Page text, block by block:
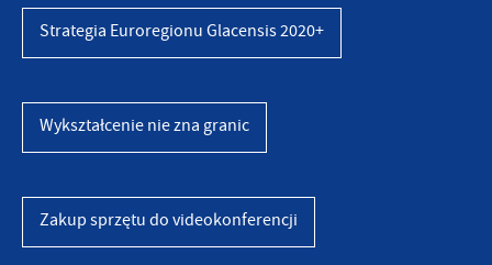
Strategia Euroregionu Glacensis 2020+
Wykształcenie nie zna granic
Zakup sprzętu do videokonferencji